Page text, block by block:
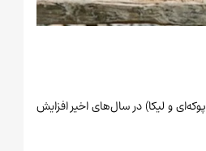
و لیکا) در سال‌های اخیر افزایش